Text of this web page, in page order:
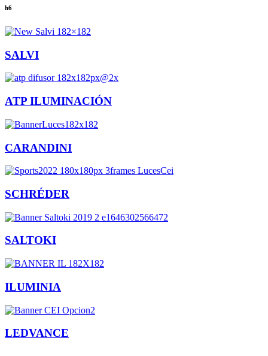
h6
SALVI
ATP ILUMINACIÓN
CARANDINI
SCHRÉDER
SALTOKI
ILUMINIA
LEDVANCE